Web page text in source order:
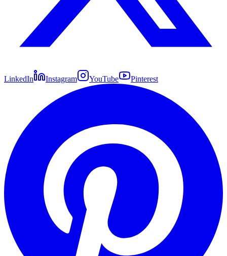
LinkedIn Instagram YouTube Pinterest